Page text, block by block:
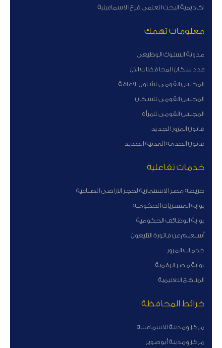
اكاديمية البحث العلمى فرع الاسماعيلية
معلومات تهمك
مدونة السلوك الوظيفى
عدد سكان المحافظات الان
المجلس القومى لشئون الاعاقة
المجلس القومى للسكان
المجلس القومى للمرأة
قانون المرور الجديد
قانون الخدمة المدنية الجديد
خدمات تفاعلية
خريطة مصر الاستثمارية لحجز الاراضى الصناعية
بوابة المشتريات الحكومية
بوابة الوظائف الحكومية
أستعلم عن فاتورة التليفون
خدمات المرور
بوابة مصر الرقمية
المناهج التعليمية
خرائط المحافظة
مركز ومدينة الاسماعيلية
مركز ومدينة أبوصوير